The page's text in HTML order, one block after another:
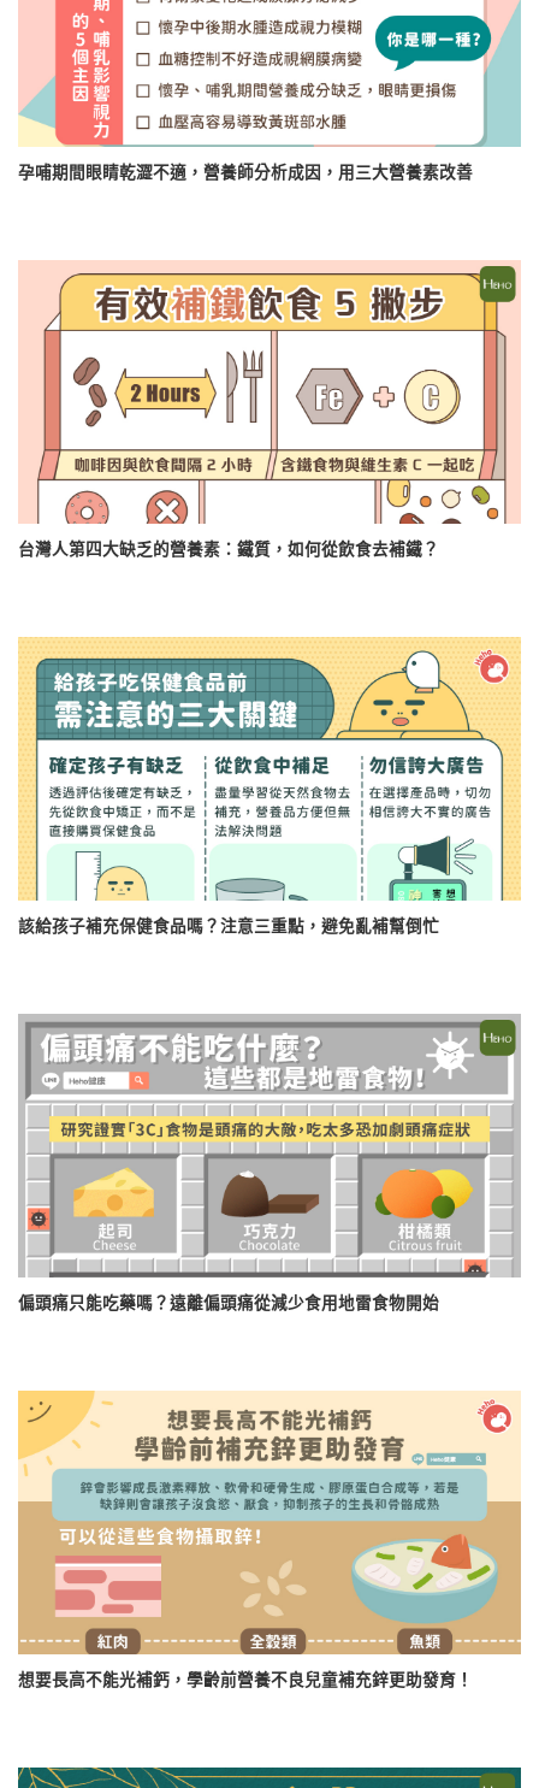
孕哺期間眼睛乾澀不適，營養師分析成因，用三大營養素改善
台灣人第四大缺乏的營養素：鐵質，如何從飲食去補鐵？
該給孩子補充保健食品嗎？注意三重點，避免亂補幫倒忙
偏頭痛只能吃藥嗎？遠離偏頭痛從減少食用地雷食物開始
想要長高不能光補鈣，學齡前營養不良兒童補充鋅更助發育！